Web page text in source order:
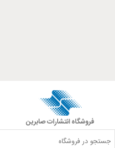
فروشگاه انتشارات صابرین